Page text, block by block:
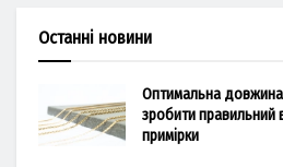
Останні новини
Оптимальна
зробити правильний
примірки